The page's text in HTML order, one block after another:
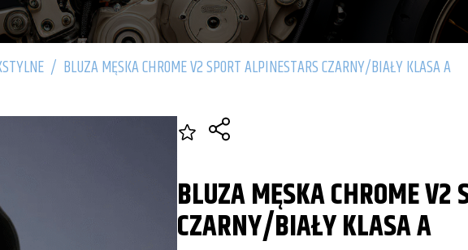
/ BLUZA MĘSKA CHROME V2 SPORT ALPINESTARS CZARNY/BIAŁY KLASA A
BLUZA MĘSKA CHROME V2
CZARNY/BIAŁY KLASA A